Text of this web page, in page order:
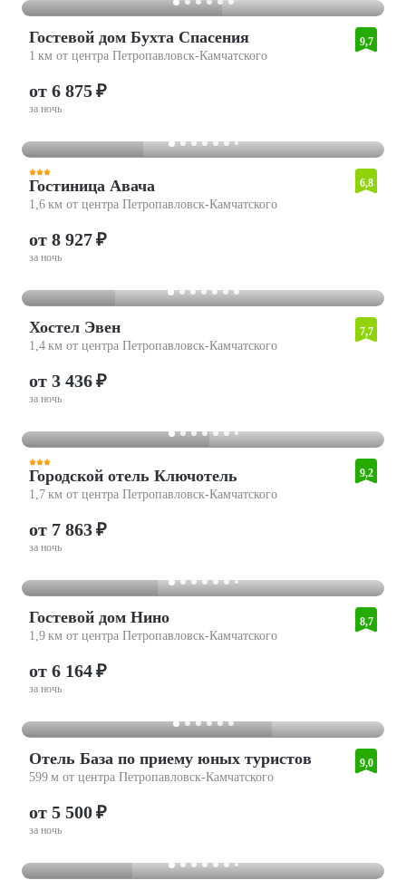
Гостевой дом Бухта Спасения
1 км от центра Петропавловск-Камчатского
9,7
от 6 875 ₽
за ночь
Гостиница Авача
1,6 км от центра Петропавловск-Камчатского
6,8
от 8 927 ₽
за ночь
Хостел Эвен
1,4 км от центра Петропавловск-Камчатского
7,7
от 3 436 ₽
за ночь
Городской отель Ключотель
1,7 км от центра Петропавловск-Камчатского
9,2
от 7 863 ₽
за ночь
Гостевой дом Нино
1,9 км от центра Петропавловск-Камчатского
8,7
от 6 164 ₽
за ночь
Отель База по приему юных туристов
599 м от центра Петропавловск-Камчатского
9,0
от 5 500 ₽
за ночь